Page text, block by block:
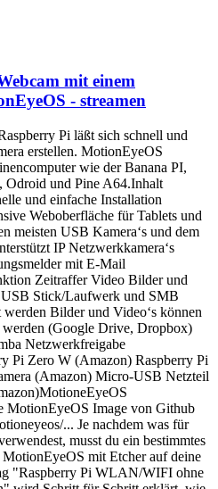
mit einem
- streamen
Pi läßt sich schnell und
erstellen. MotionEyeOS
wie der Banana PI,
Odroid und Pine A64.Inhalt
und einfache Installation
Weboberfläche für Tablets und
meisten USB Kamera‘s und dem
IP Netzwerkkamera‘s
mit E-Mail
Zeitraffer Video Bilder und
Stick/Laufwerk und SMB
Bilder und Video‘s können
werden (Google Drive, Dropbox)
Netzwerkfreigabe
Pi Zero W (Amazon) Raspberry Pi
(Amazon) Micro-USB Netzteil
MotionEyeOS Image von Github
... Je nachdem was für
musst du ein bestimmtes
mit Etcher auf deine
"Raspberry Pi WLAN/WIFI ohne